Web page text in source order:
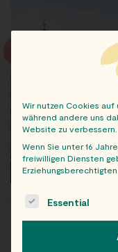
WIEN
Wir nutzen Cookies auf
während andere uns
Website zu verbessern.
Wenn Sie unter 16
freiwilligen Diensten
The following is a
Essential